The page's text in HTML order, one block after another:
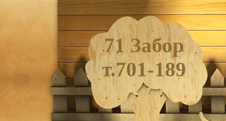
71 Забор
т.701-189